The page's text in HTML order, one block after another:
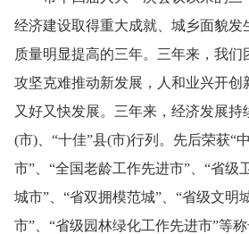
经济建设取得重大成就、城乡面貌发
质量明显提高的三年。三年来，我们
攻坚克难推动新发展，人和业兴开创
又好又快发展。三年来，经济发展持
(市) 、“十佳”县(市)行列。先后荣获“
市”、“全国老龄工作先进市”、“省级
城市”、“省双拥模范城”、“省级文明
市”、“省级园林绿化工作先进市”等称